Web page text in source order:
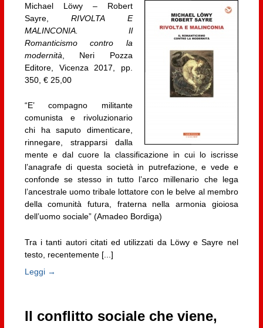
Michael Löwy – Robert
Sayre,RIVOLTA E
MALINCONIA. Il
Romanticismo contro la
modernità , Neri Pozza
Editore, Vicenza 2017, pp.
350, € 25,00
“E’ compagno militante
comunista e rivoluzionario
chi ha saputo dimenticare,
rinnegare, strapparsi dalla
mente e dal cuore la classificazione in cui lo iscrisse
l’anagrafe di questa società in putrefazione, e vede e
confonde se stesso in tutto l’arco millenario che lega
l’ancestrale uomo tribale lottatore con le belve al membro
della comunità futura, fraterna nella armonia gioiosa
dell’uomo sociale” (Amadeo Bordiga)
Tra i tanti autori citati ed utilizzati da Löwy e Sayre nel
testo, recentemente [...]
Leggi →
Il conflitto sociale che viene,